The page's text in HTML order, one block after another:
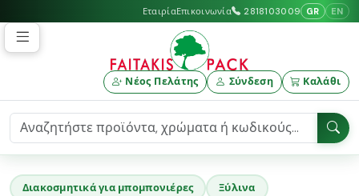
ΕταιρίαΕπικοινωνία 2818103009 GR EN
Νέος Πελάτης Σύνδεση Καλάθι
Διακοσμητικά για μπομπονιέρες Ξύλινα